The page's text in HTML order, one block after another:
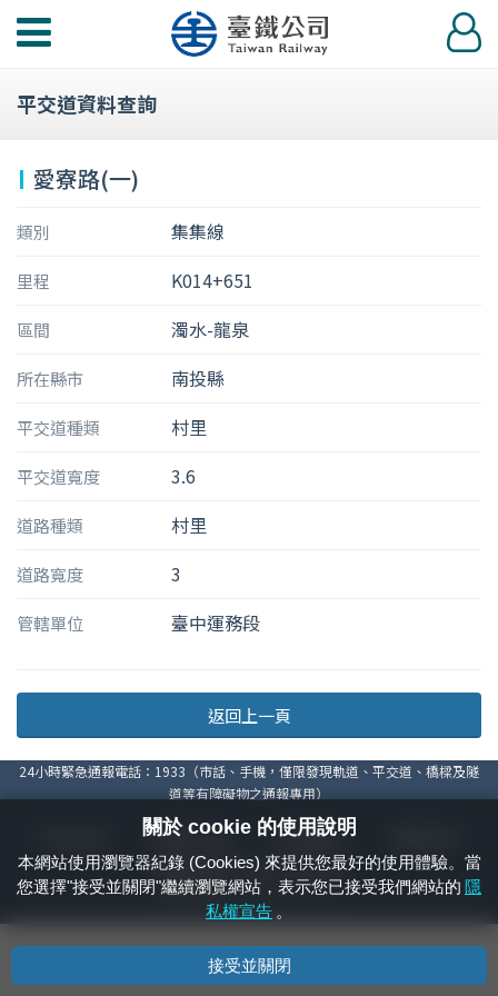
功
選
登
入
平交道資料查詢
愛寮路(一)
類別 集集線
里程 K014+651
區間 濁水-龍泉
所在縣市 南投縣
平交道種類 村里
平交道寬度 3.6
道路種類 村里
道路寬度 3
管轄單位 臺中運務段
返回上一頁
24小時緊急通報電話：1933（市話、手機，僅限發現軌道、平交道、橋樑及隧
道等有障礙物之通報專用）
資通安全政策 著作權聲明
國營臺灣鐵路股份有限公司 © 版權所有
本頁產生時間： 2026/08/10 20:17:46
關於 cookie 的使用說明
本網站使用瀏覽器紀錄 (Cookies) 來提供您最好的使用體驗。當
您選擇"接受並關閉"繼續瀏覽網站，表示您已接受我們網站的 隱
私權宣告 。
接受並關閉